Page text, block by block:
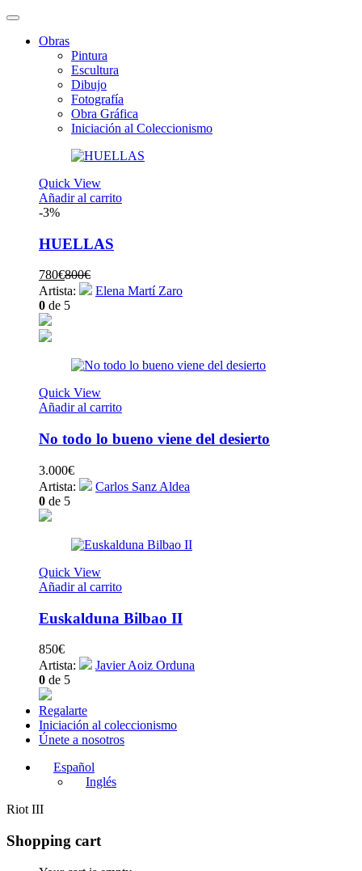
Obras
Pintura
Escultura
Dibujo
Fotografía
Obra Gráfica
Iniciación al Coleccionismo
Quick View
Añadir al carrito
-3%
HUELLAS
780€El
precio
actual
800€El
precio
Artista:
Elena Martí Zaro
0 de 5
Quick View
Añadir al carrito
No todo lo bueno viene del desierto
3.000€
Artista:
Carlos Sanz Aldea
0 de 5
Quick View
Añadir al carrito
Euskalduna Bilbao II
850€
Artista:
Javier Aoiz Orduna
0 de 5
Regalarte
Iniciación al coleccionismo
Únete a nosotros
Español
Inglés
Riot III
Shopping cart